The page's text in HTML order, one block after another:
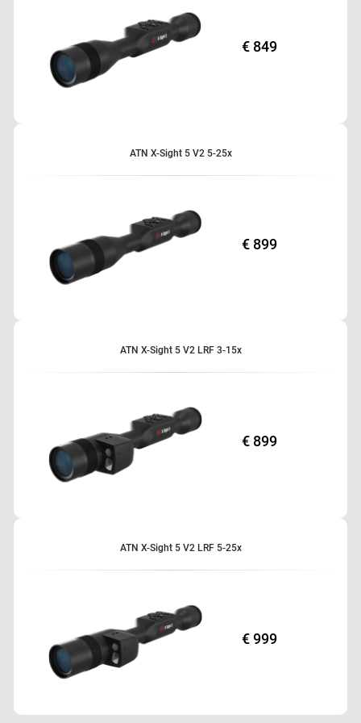
C'est une expérience visuelle 24 heures sur 24 comme vous ne l'avez
CAPTEUR ULTRA 4K
MODE JOUR/NUIT
ENREGISTREMENT VIDÉO EN 4K RÉEL
RÉTICULES PERSONNALISÉS
GESTION DES PROFILS
ONE SHOT ZERO
ZOOM PROGRESSIF
E-COMPASS
GYROSCOPE 3D
CONFORT OCULAIRE
€ 849
ATN X-Sight 5 V2 5-25x
€ 899
ATN X-Sight 5 V2 LRF 3-15x
€ 899
ATN X-Sight 5 V2 LRF 5-25x
€ 999